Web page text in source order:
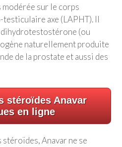
modérée sur le corps
axe (LAPHT). Il
(ou
naturellement produite
de la prostate et aussi des
stéroïdes Anavar
en ligne
Anavar ne se